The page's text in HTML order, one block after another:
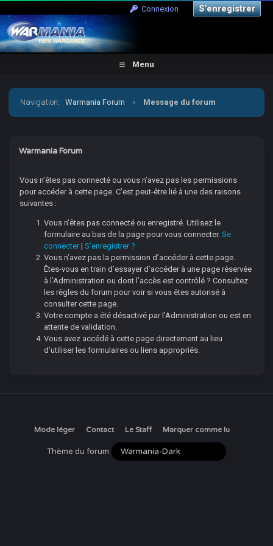
Connexion S’enregistrer
Menu
Navigation:Warmania Forum › Message du forum
Warmania Forum
Vous n’êtes pas connecté ou vous n’avez pas les permissions
pour accéder à cette page. C’est peut-être lié à une des raisons
suivantes :
Vous n’êtes pas connecté ou enregistré. Utilisez le
formulaire au bas de la page pour vous connecter.Se
connecter|S’enregistrer ?
Vous n’avez pas la permission d’accéder à cette page.
Êtes-vous en train d’essayer d’accéder à une page réservée
à l’Administration ou dont l’accès est contrôlé ? Consultez
les règles du forum pour voir si vous êtes autorisé à
consulter cette page.
Votre compte a été désactivé par l’Administration ou est en
attente de validation.
Vous avez accédé à cette page directement au lieu
d’utiliser les formulaires ou liens appropriés.
Mode léger Contact Le Staff Marquer comme lu
Thème du forum